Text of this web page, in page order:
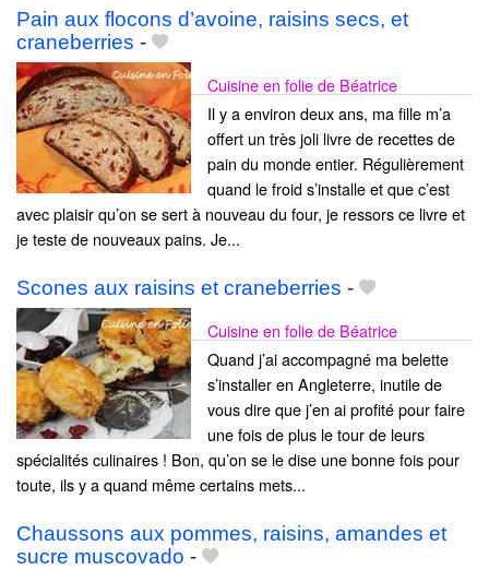
Pain aux flocons d’avoine, raisins secs, et
craneberries -
Cuisine en folie de Béatrice
Il y a environ deux ans, ma fille m’a
offert un très joli livre de recettes de
pain du monde entier. Régulièrement
quand le froid s’installe et que c’est
avec plaisir qu’on se sert à nouveau du four, je ressors ce livre et
je teste de nouveaux pains. Je...
Scones aux raisins et craneberries -
Cuisine en folie de Béatrice
Quand j’ai accompagné ma belette
s’installer en Angleterre, inutile de
vous dire que j’en ai profité pour faire
une fois de plus le tour de leurs
spécialités culinaires ! Bon, qu’on se le dise une bonne fois pour
toute, ils y a quand même certains mets...
Chaussons aux pommes, raisins, amandes et
sucre muscovado -